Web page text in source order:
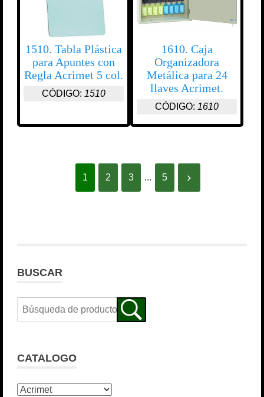
1510. Tabla Plástica
para Apuntes con
Regla Acrimet 5 col.
CÓDIGO: 1510
1610. Caja
Organizadora
Metálica para 24
llaves Acrimet.
CÓDIGO: 1610
1 2 3 ... 5
BUSCAR
CATALOGO